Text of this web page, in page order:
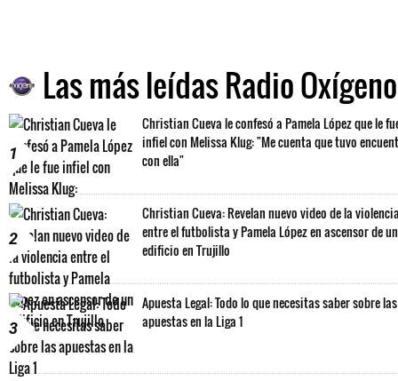
Las más leídas Radio Oxígeno
1
Christian Cueva le confesó a Pamela López que le
infiel con Melissa Klug: "Me cuenta que tuvo
con ella"
2
Christian Cueva: Revelan nuevo video de la
entre el futbolista y Pamela López en ascensor de un
edificio en Trujillo
3
Apuesta Legal: Todo lo que necesitas saber sobre las
apuestas en la Liga 1